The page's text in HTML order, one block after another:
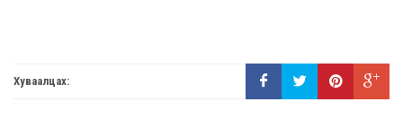
Хуваалцах: